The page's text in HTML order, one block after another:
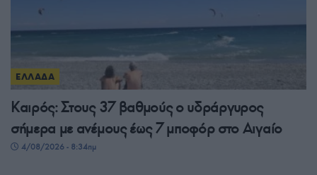
ΕΛΛΑΔΑ
Καιρός: Στους 37 βαθμούς ο υδράργυρος
σήμερα με ανέμους έως 7 μποφόρ στο Αιγαίο
4/08/2026 - 8:34πμ